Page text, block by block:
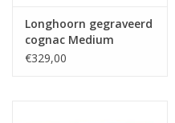
Longhoorn gegraveerd
cognac Medium
€329,00